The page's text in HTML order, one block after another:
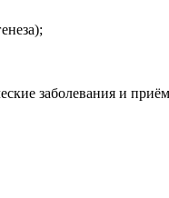
заболевания и